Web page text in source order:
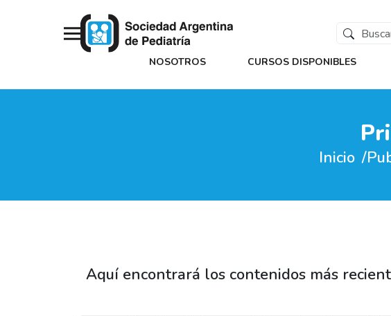
NOSOTROS CURSOS DISPONIBLES
Inicio
Aquí encontrará los contenidos más